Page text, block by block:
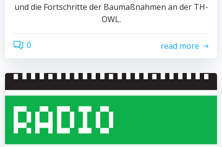
und die Fortschritte der Baumaßnahmen an der TH-
OWL.
0 read more